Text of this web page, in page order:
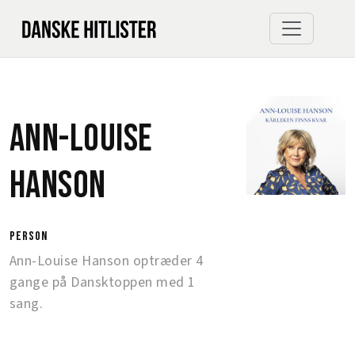
Ann-Louise
Hanson
person
Ann-Louise Hanson optræder 4
gange på Dansktoppen med 1
sang.